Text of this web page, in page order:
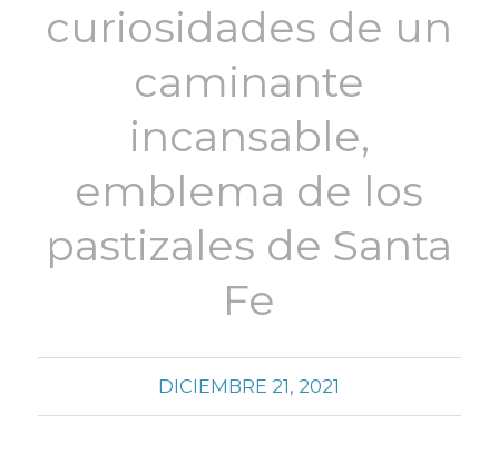
curiosidades de un
caminante
incansable,
emblema de los
pastizales de Santa
Fe
DICIEMBRE 21, 2021